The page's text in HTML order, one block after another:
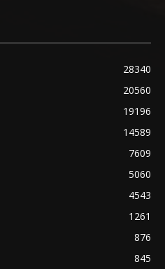
28340
20560
19196
14589
7609
5060
4543
1261
876
845